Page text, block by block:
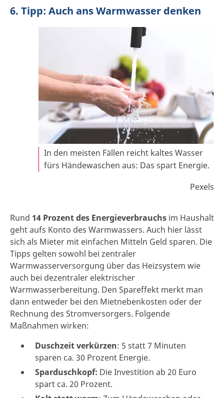
6. Tipp: Auch ans Warmwasser denken
In den meisten Fällen reicht kaltes Wasser
fürs Händewaschen aus: Das spart Energie.
Pexels
Rund 14 Prozent des Energieverbrauchs im Haushalt
geht aufs Konto des Warmwassers. Auch hier lässt
sich als Mieter mit einfachen Mitteln Geld sparen. Die
Tipps gelten sowohl bei zentraler
Warmwasserversorgung über das Heizsystem wie
auch bei dezentraler elektrischer
Warmwasserbereitung. Den Spareffekt merkt man
dann entweder bei den Mietnebenkosten oder der
Rechnung des Stromversorgers. Folgende
Maßnahmen wirken:
Duschzeit verkürzen: 5 statt 7 Minuten
sparen ca. 30 Prozent Energie.
Sparduschkopf: Die Investition ab 20 Euro
spart ca. 20 Prozent.